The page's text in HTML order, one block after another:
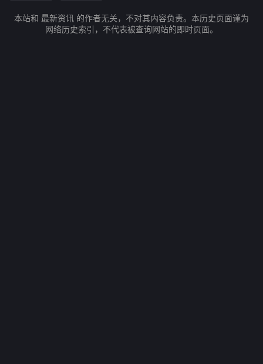
本站和 最新资讯 的作者无关，不对其内容负责。本历史页面谨为
网络历史索引，不代表被查询网站的即时页面。